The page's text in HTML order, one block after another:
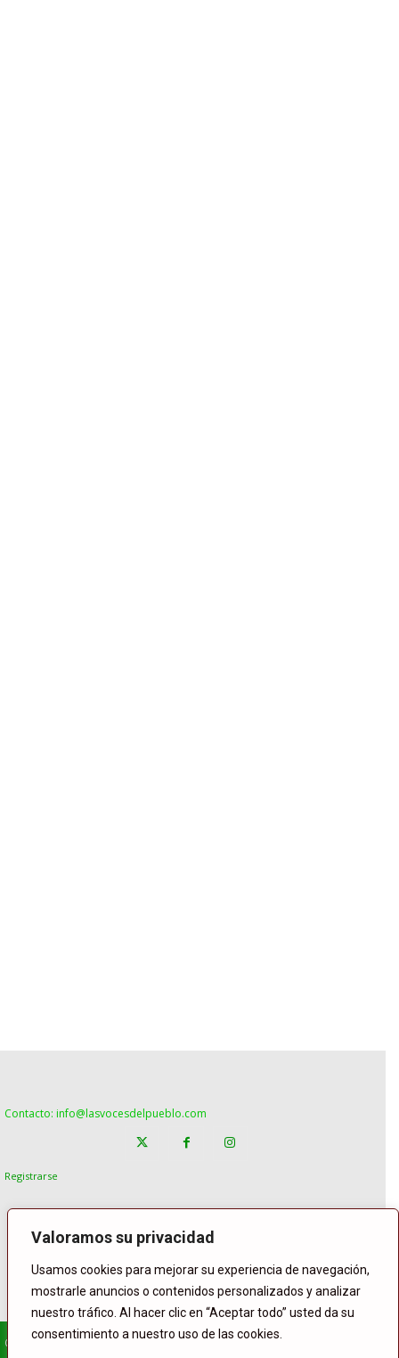
Valoramos su privacidad
Usamos cookies para mejorar su experiencia de navegación,
mostrarle anuncios o contenidos personalizados y analizar
nuestro tráfico. Al hacer clic en “Aceptar todo” usted da su
consentimiento a nuestro uso de las cookies.
Contacto: info@lasvocesdelpueblo.com
Registrarse
© Copyright Lasvocesdelpueblo